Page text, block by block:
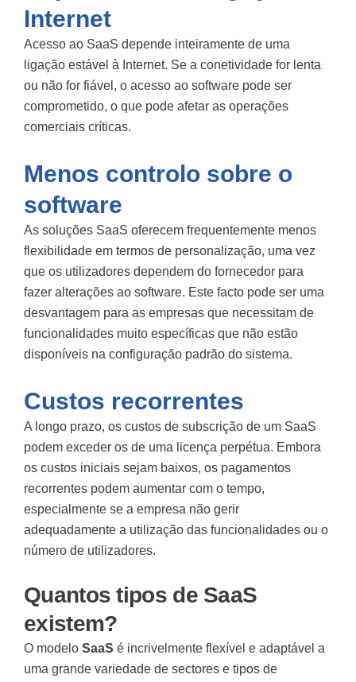
Internet
Acesso ao SaaS depende inteiramente de uma
ligação estável à Internet. Se a conetividade for lenta
ou não for fiável, o acesso ao software pode ser
comprometido, o que pode afetar as operações
comerciais críticas.
Menos controlo sobre o
software
As soluções SaaS oferecem frequentemente menos
flexibilidade em termos de personalização, uma vez
que os utilizadores dependem do fornecedor para
fazer alterações ao software. Este facto pode ser uma
desvantagem para as empresas que necessitam de
funcionalidades muito específicas que não estão
disponíveis na configuração padrão do sistema.
Custos recorrentes
A longo prazo, os custos de subscrição de um SaaS
podem exceder os de uma licença perpétua. Embora
os custos iniciais sejam baixos, os pagamentos
recorrentes podem aumentar com o tempo,
especialmente se a empresa não gerir
adequadamente a utilização das funcionalidades ou o
número de utilizadores.
Quantos tipos de SaaS
existem?
O modelo SaaS é incrivelmente flexível e adaptável a
uma grande variedade de sectores e tipos de